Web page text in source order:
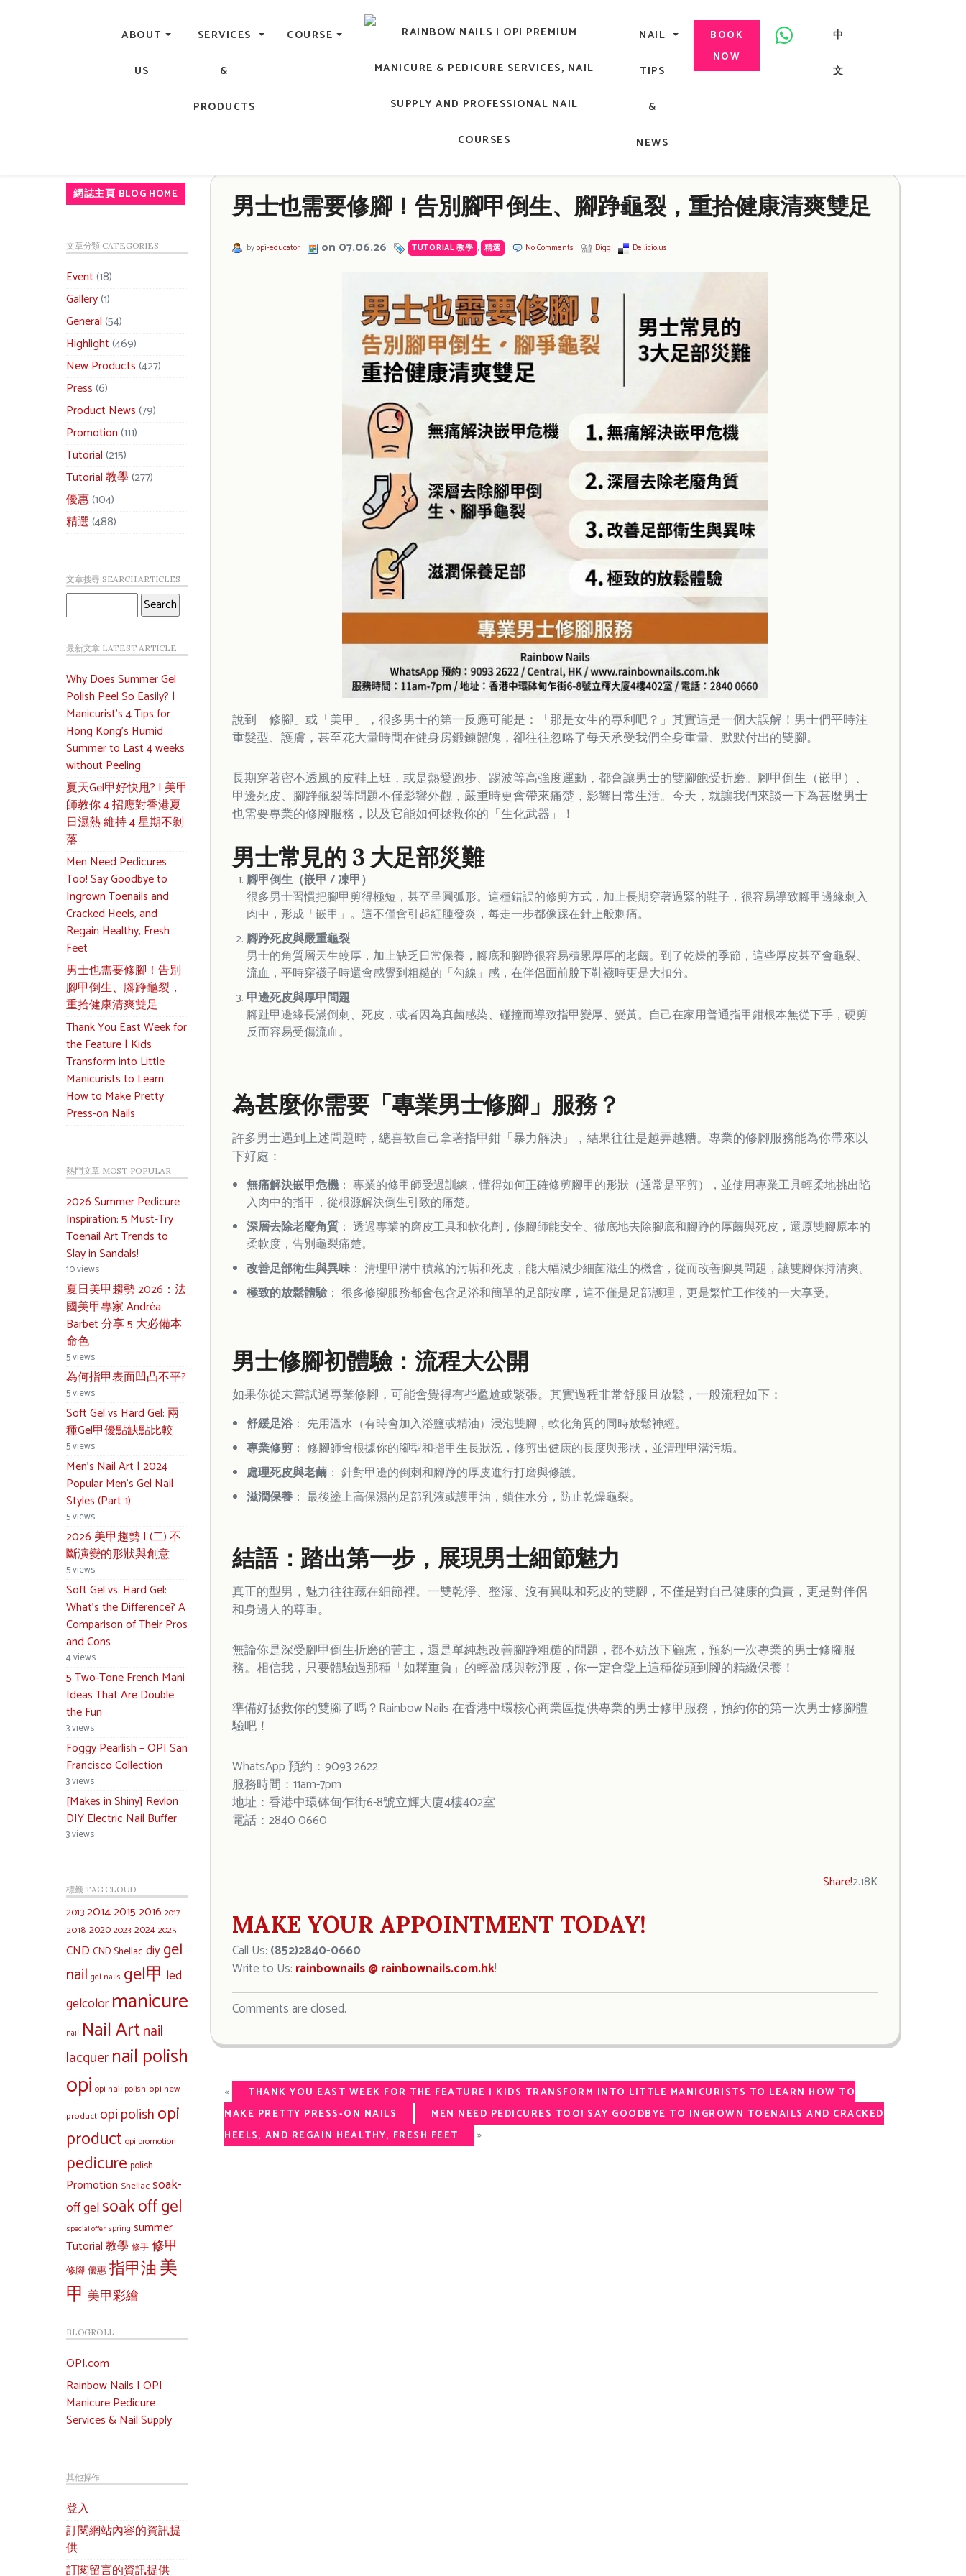
Central, Hong Kong - Manicure, Pedicure, Gel Nails, Acrylic Nail, Men's Manicure, Nail Biter, Nail Party, 水晶甲, 男士美甲, 咬指甲治療, Gel甲, 美甲, 美甲派對, 上門美甲, 香港, 中環
ABOUT
US
SERVICES
&
PRODUCTS
COURSE NAIL
TIPS
&
NEWS
BOOK
NOW
中
文
RAINBOW NAILS' BLOG
An OPI Educator's Nail Blog @ Hong Kong
網誌主頁 BLOG HOME
文章分類 CATEGORIES
Event(18)
Gallery(1)
General(54)
Highlight(469)
New Products(427)
Press(6)
Product News(79)
Promotion(111)
Tutorial(215)
Tutorial 教學(277)
優惠(104)
精選(488)
文章搜尋 SEARCH ARTICLES
最新文章 LATEST ARTICLE
Why Does Summer Gel
Polish Peel So Easily? |
Manicurist’s 4 Tips for
Hong Kong’s Humid
Summer to Last 4 weeks
without Peeling
夏天Gel甲好快甩? | 美甲
師教你 4 招應對香港夏
日濕熱 維持 4 星期不剝
落
Men Need Pedicures
Too! Say Goodbye to
Ingrown Toenails and
Cracked Heels, and
Regain Healthy, Fresh
Feet
男士也需要修腳！告別
腳甲倒生、腳踭龜裂，
重拾健康清爽雙足
Thank You East Week for
the Feature | Kids
Transform into Little
Manicurists to Learn
How to Make Pretty
Press-on Nails
熱門文章 MOST POPULAR
2026 Summer Pedicure
Inspiration: 5 Must-Try
Toenail Art Trends to
Slay in Sandals!
10 views
夏日美甲趨勢 2026：法
國美甲專家 Andréa
Barbet 分享 5 大必備本
命色
5 views
為何指甲表面凹凸不平?
5 views
Soft Gel vs Hard Gel: 兩
種Gel甲優點缺點比較
5 views
Men’s Nail Art | 2024
Popular Men’s Gel Nail
Styles (Part 1)
5 views
2026 美甲趨勢 | (二) 不
斷演變的形狀與創意
5 views
Soft Gel vs. Hard Gel:
What’s the Difference? A
Comparison of Their Pros
and Cons
4 views
5 Two-Tone French Mani
Ideas That Are Double
the Fun
3 views
Foggy Pearlish – OPI San
Francisco Collection
3 views
[Makes in Shiny] Revlon
DIY Electric Nail Buffer
3 views
標籤 TAG CLOUD
201320142015 2016 2017
2018 20202023 20242025
CND CND Shellac diygel
nail gel nails gel甲 led
gelcolor manicure
nail Nail Artnail
lacquernail polish
opi opi nail polish opi new
product opi polishopi
product opi promotion
pedicure polish
Promotion Shellacsoak-
off gelsoak off gel
special offer spring summer
Tutorial 教學修手修甲
修腳優惠指甲油美
甲 美甲彩繪
BLOGROLL
OPI.com
Rainbow Nails | OPI
Manicure Pedicure
Services & Nail Supply
其他操作
登入
訂閱網站內容的資訊提
供
訂閱留言的資訊提供
男士也需要修腳！告別腳甲倒生、腳踭龜裂，重拾健康清爽雙足
byopi-educator on 07.06.26 TUTORIAL 教學 , 精選 No Comments Digg Del.icio.us
說到「修腳」或「美甲」，很多男士的第一反應可能是：「那是女生的專利吧？」其實這是一個大誤解！男士們平時注
重髮型、護膚，甚至花大量時間在健身房鍛鍊體魄，卻往往忽略了每天承受我們全身重量、默默付出的雙腳。
長期穿著密不透風的皮鞋上班，或是熱愛跑步、踢波等高強度運動，都會讓男士的雙腳飽受折磨。腳甲倒生（嵌甲）、
甲邊死皮、腳踭龜裂等問題不僅影響外觀，嚴重時更會帶來痛楚，影響日常生活。今天，就讓我們來談一下為甚麼男士
也需要專業的修腳服務，以及它能如何拯救你的「生化武器」！
男士常見的 3 大足部災難
腳甲倒生（嵌甲 / 凍甲）
很多男士習慣把腳甲剪得極短，甚至呈圓弧形。這種錯誤的修剪方式，加上長期穿著過緊的鞋子，很容易導致腳甲邊緣刺入
肉中，形成「嵌甲」。這不僅會引起紅腫發炎，每走一步都像踩在針上般刺痛。
腳踭死皮與嚴重龜裂
男士的角質層天生較厚，加上缺乏日常保養，腳底和腳踭很容易積累厚厚的老繭。到了乾燥的季節，這些厚皮甚至會龜裂、
流血，平時穿襪子時還會感覺到粗糙的「勾線」感，在伴侶面前脫下鞋襪時更是大扣分。
甲邊死皮與厚甲問題
腳趾甲邊緣長滿倒刺、死皮，或者因為真菌感染、碰撞而導致指甲變厚、變黃。自己在家用普通指甲鉗根本無從下手，硬剪
反而容易受傷流血。
為甚麼你需要「專業男士修腳」服務？
許多男士遇到上述問題時，總喜歡自己拿著指甲鉗「暴力解決」，結果往往是越弄越糟。專業的修腳服務能為你帶來以
下好處：
無痛解決嵌甲危機 ： 專業的修甲師受過訓練，懂得如何正確修剪腳甲的形狀（通常是平剪），並使用專業工具輕柔地挑出陷
入肉中的指甲，從根源解決倒生引致的痛楚。
深層去除老廢角質 ： 透過專業的磨皮工具和軟化劑，修腳師能安全、徹底地去除腳底和腳踭的厚繭與死皮，還原雙腳原本的
柔軟度，告別龜裂痛楚。
改善足部衛生與異味： 清理甲溝中積藏的污垢和死皮，能大幅減少細菌滋生的機會，從而改善腳臭問題，讓雙腳保持清爽。
極致的放鬆體驗 ： 很多修腳服務都會包含足浴和簡單的足部按摩，這不僅是足部護理，更是繁忙工作後的一大享受。
男士修腳初體驗：流程大公開
如果你從未嘗試過專業修腳，可能會覺得有些尷尬或緊張。其實過程非常舒服且放鬆，一般流程如下：
舒緩足浴 ： 先用溫水（有時會加入浴鹽或精油）浸泡雙腳，軟化角質的同時放鬆神經。
專業修剪 ： 修腳師會根據你的腳型和指甲生長狀況，修剪出健康的長度與形狀，並清理甲溝污垢。
處理死皮與老繭 ： 針對甲邊的倒刺和腳踭的厚皮進行打磨與修護。
滋潤保養 ： 最後塗上高保濕的足部乳液或護甲油，鎖住水分，防止乾燥龜裂。
結語：踏出第一步，展現男士細節魅力
真正的型男，魅力往往藏在細節裡。一雙乾淨、整潔、沒有異味和死皮的雙腳，不僅是對自己健康的負責，更是對伴侶
和身邊人的尊重。
無論你是深受腳甲倒生折磨的苦主，還是單純想改善腳踭粗糙的問題，都不妨放下顧慮，預約一次專業的男士修腳服
務。相信我，只要體驗過那種「如釋重負」的輕盈感與乾淨度，你一定會愛上這種從頭到腳的精緻保養！
準備好拯救你的雙腳了嗎？Rainbow Nails 在香港中環核心商業區提供專業的男士修甲服務，預約你的第一次男士修腳體
驗吧！
WhatsApp 預約：9093 2622
服務時間：11am-7pm
地址：香港中環砵甸乍街6-8號立輝大廈4樓402室
電話：2840 0660
Share!2.18K
MAKE YOUR APPOINTMENT TODAY!
Call Us: (852)2840-0660
Write to Us: rainbownails @ rainbownails.com.hk!
Comments are closed.
«
THANK YOU EAST WEEK FOR THE FEATURE | KIDS TRANSFORM INTO LITTLE MANICURISTS TO LEARN HOW TO
MAKE PRETTY PRESS-ON NAILS
MEN NEED PEDICURES TOO! SAY GOODBYE TO INGROWN TOENAILS AND CRACKED
HEELS, AND REGAIN HEALTHY, FRESH FEET
»